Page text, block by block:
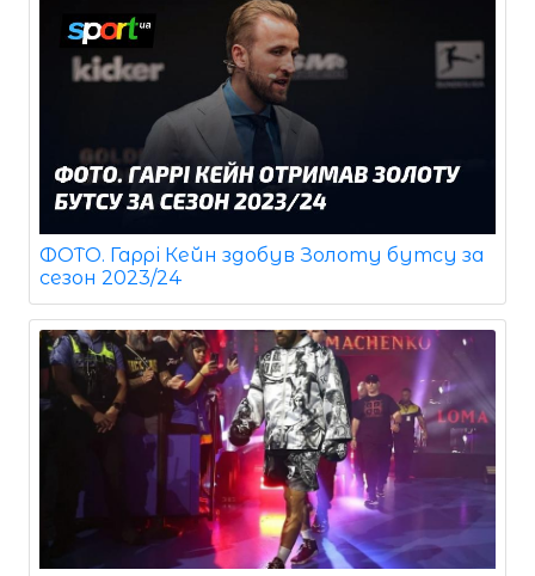
ФОТО. Гаррі Кейн здобув Золоту бутсу за
сезон 2023/24